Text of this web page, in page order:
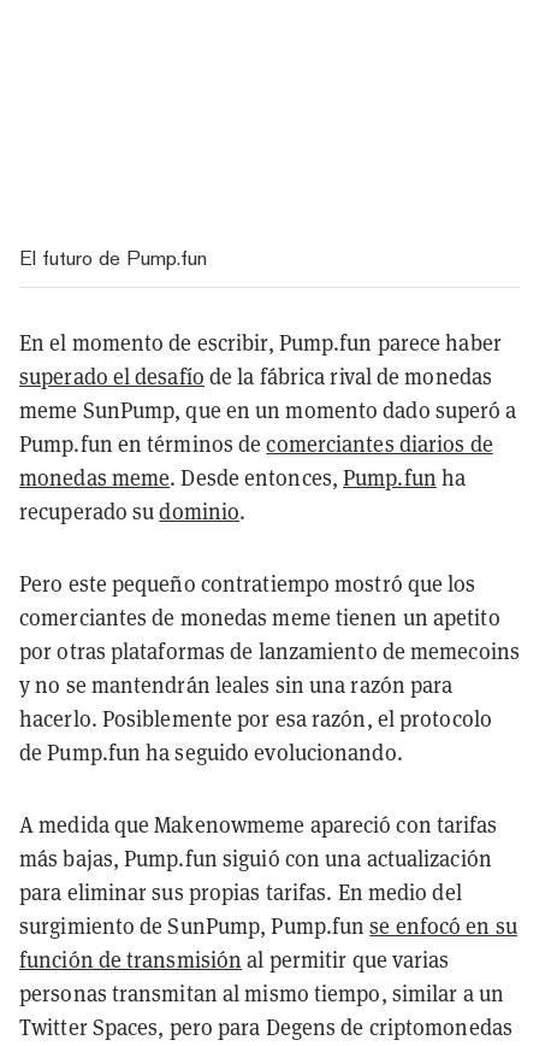
El futuro de Pump.fun
En el momento de escribir, Pump.fun parece haber
superado el desafío de la fábrica rival de monedas
meme SunPump, que en un momento dado superó a
Pump.fun en términos decomerciantes diarios de
monedas meme. Desde entonces,Pump.fun ha
recuperado sudominio.
Pero este pequeño contratiempo mostró que los
comerciantes de monedas meme tienen un apetito
por otras plataformas de lanzamiento de memecoins
y no se mantendrán leales sin una razón para
hacerlo. Posiblemente por esa razón, el protocolo
de Pump.fun ha seguido evolucionando.
A medida que Makenowmeme apareció con tarifas
más bajas, Pump.fun siguió con una actualización
para eliminar sus propias tarifas. En medio del
surgimiento de SunPump, Pump.funse enfocó en su
función de transmisión al permitir que varias
personas transmitan al mismo tiempo, similar a un
Twitter Spaces, pero para Degens de criptomonedas